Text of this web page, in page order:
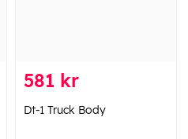
581 kr
Dt-1 Truck Body